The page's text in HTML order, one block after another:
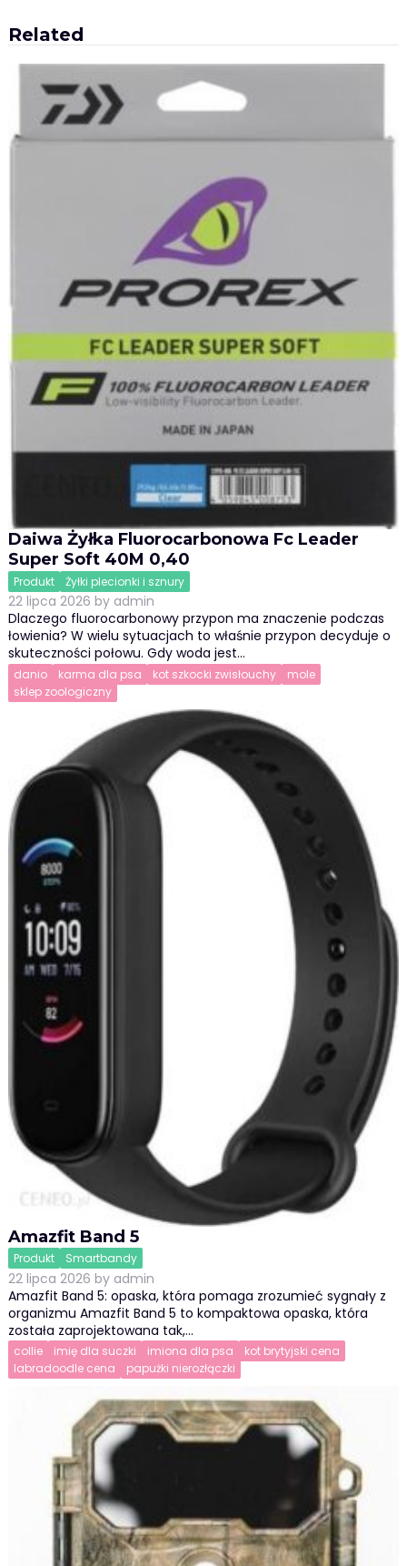
Related
Daiwa Żyłka Fluorocarbonowa Fc Leader
Super Soft 40M 0,40
Produkt Żyłki plecionki i sznury
22 lipca 2026 by admin
Dlaczego fluorocarbonowy przypon ma znaczenie podczas
łowienia? W wielu sytuacjach to właśnie przypon decyduje o
skuteczności połowu. Gdy woda jest…
danio karma dla psa kot szkocki zwisłouchy
mole
sklep zoologiczny
Amazfit Band 5
Produkt Smartbandy
22 lipca 2026 by admin
Amazfit Band 5: opaska, która pomaga zrozumieć sygnały z
organizmu Amazfit Band 5 to kompaktowa opaska, która
została zaprojektowana tak,…
collie imię dla suczki imiona dla psa
kot brytyjski cena
labradoodle cena
papużki nierozłączki